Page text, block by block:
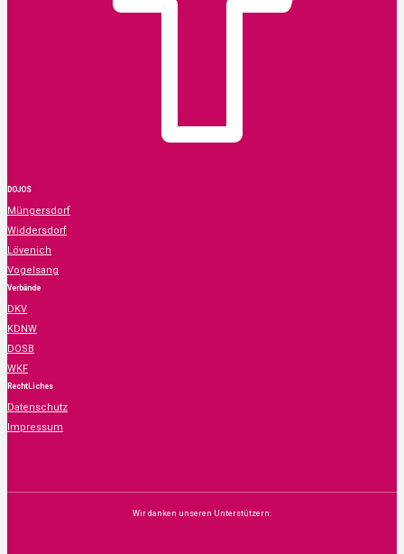
DOJOS
Müngersdorf
Widdersdorf
Lövenich
Vogelsang
Verbände
DKV
KDNW
DOSB
WKF
RechtLiches
Datenschutz
Impressum
Wir danken unseren Unterstützern: